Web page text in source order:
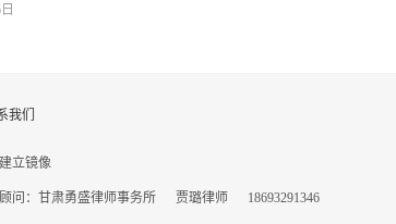
我们
立镜像
问：甘肃勇盛律师事务所 贾璐律师 18693291346